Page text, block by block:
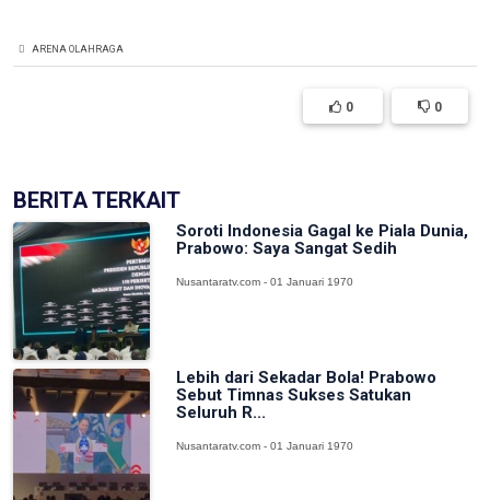
ARENA OLAHRAGA
0 0
BERITA TERKAIT
Soroti Indonesia Gagal ke Piala Dunia,
Prabowo: Saya Sangat Sedih
Nusantaratv.com - 01 Januari 1970
Lebih dari Sekadar Bola! Prabowo
Sebut Timnas Sukses Satukan
Seluruh R...
Nusantaratv.com - 01 Januari 1970